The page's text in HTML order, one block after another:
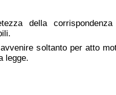
della
soltanto per atto
legge.